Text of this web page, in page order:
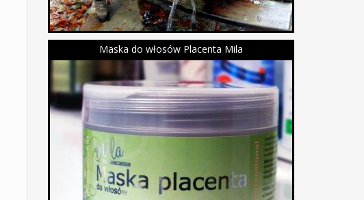
Maska do włosów Placenta Mila